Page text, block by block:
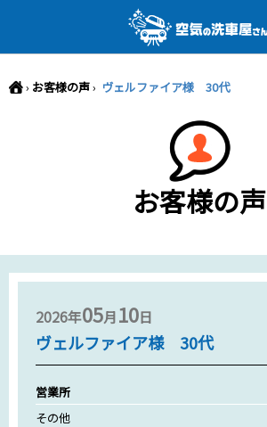
› お客様の声› ヴェルファイア様 30代
お客様の声
2026年05月10日
ヴェルファイア様 30代
営業所
その他